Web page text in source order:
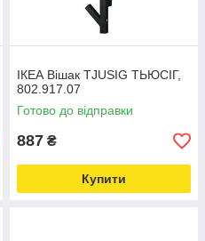
IКЕА Вішак TJUSIG ТЬЮСІГ,
802.917.07
Готово до відправки
887 ₴
Купити